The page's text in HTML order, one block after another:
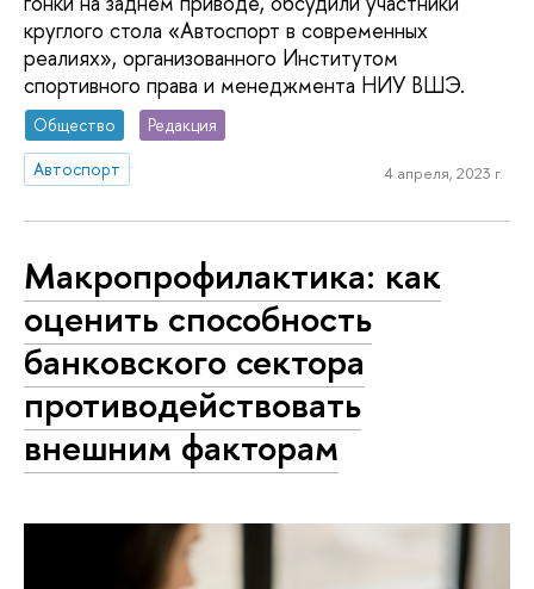
круглого стола «Автоспорт в современных
реалиях», организованного Институтом
спортивного права и менеджмента НИУ ВШЭ.
Общество
Редакция
Автоспорт
4 апреля, 2023 г.
Макропрофилактика: как
оценить способность
банковского сектора
противодействовать
внешним факторам